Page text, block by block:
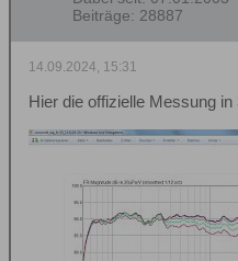
Beiträge: 28887
14.09.2024, 15:31
Hier die offizielle Messung